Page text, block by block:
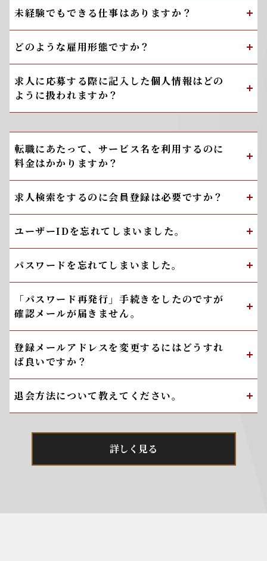
未経験でもできる仕事はありますか？
どのような雇用形態ですか？
求人に応募する際に記入した個人情報はどの
ように扱われますか？
転職にあたって、サービス名を利用するのに
料金はかかりますか？
求人検索をするのに会員登録は必要ですか？
ユーザーIDを忘れてしまいました。
パスワードを忘れてしまいました。
「パスワード再発行」手続きをしたのですが
確認メールが届きません。
登録メールアドレスを変更するにはどうすれ
ば良いですか？
退会方法について教えてください。
詳しく見る